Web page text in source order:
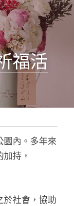
福活
園內。多年來
持，
於社會，協助